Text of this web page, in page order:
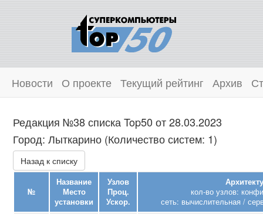
Новости О проекте Текущий рейтинг Архив
Редакция №38 списка Top50 от 28.03.2023
Город: Лыткарино (Количество систем: 1)
Назад к списку
№
Название
Место
установки
Узлов
Проц.
Ускор.
кол-во узлов:
сеть: вычислительная /